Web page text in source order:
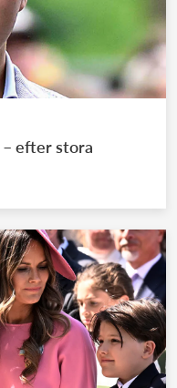
efter stora